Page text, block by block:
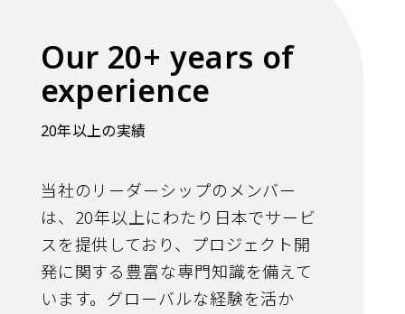
Our 20+ years of
experience
20年以上の実績
当社のリーダーシップのメンバー
は、20年以上にわたり日本でサービ
スを提供しており、プロジェクト開
発に関する豊富な専門知識を備えて
います。グローバルな経験を活か